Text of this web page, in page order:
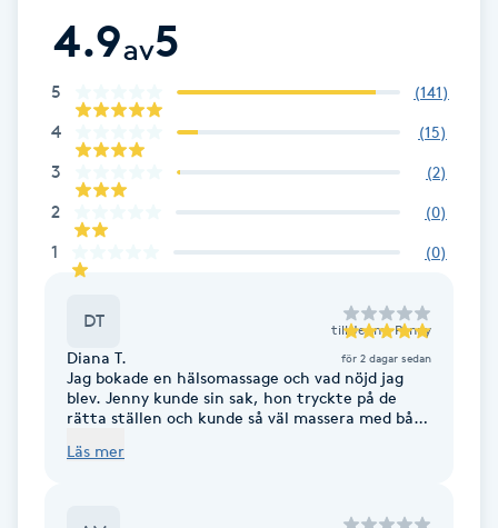
Eyeliner-tatuering
Face framing
Faceliftmassage
Fet hårbotten
Fibromassage
4.9av5
5 (141)
4 (15)
3 (2)
2 (0)
1 (0)
DT till Jenny-Penny
Diana T. för 2 dagar sedan
Jag bokade en hälsomassage och vad nöjd jag
blev. Jenny kunde sin sak, hon tryckte på de
rätta ställen och kunde så väl massera med både
smak.
Läs mer